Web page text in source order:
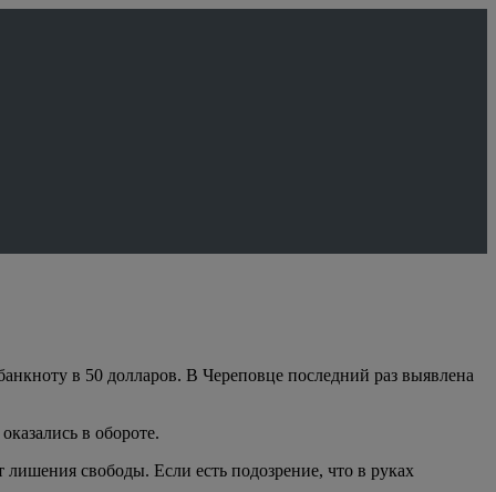
в 50 долларов. В Череповце последний раз выявлена
в обороте.
свободы. Если есть подозрение, что в руках